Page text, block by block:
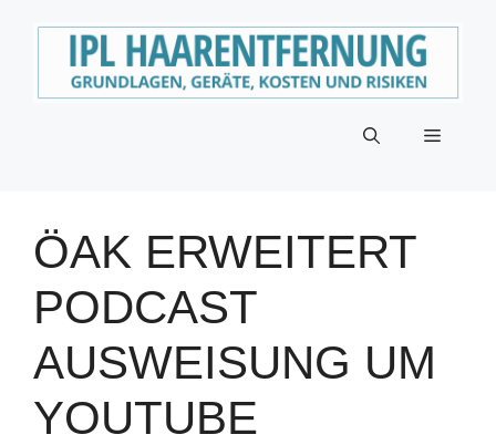
Menü
ÖAK ERWEITERT
PODCAST
AUSWEISUNG UM
YOUTUBE